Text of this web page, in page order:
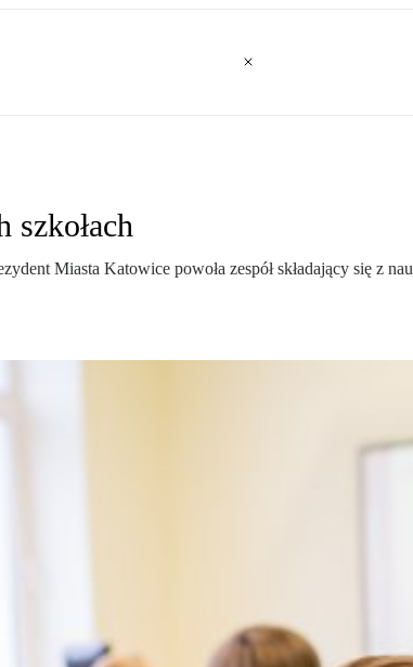
Miasta Katowice powoła zespół składający się z